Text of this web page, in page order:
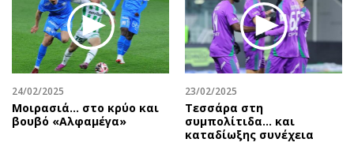
24/02/2025
Μοιρασιά… στο κρύο και
βουβό «Αλφαμέγα»
23/02/2025
Τεσσάρα στη
συμπολίτιδα... και
καταδίωξης συνέχεια